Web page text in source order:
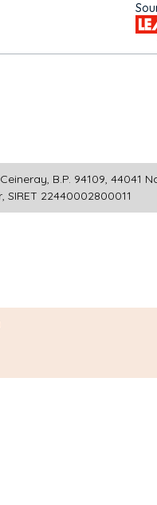
B.P. 94109, 44041
, SIRET 22440002800011